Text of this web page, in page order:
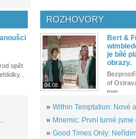
opět
ROZHOVORY
04.08.
Bert &
je bílé
obrazy.
of
tom,...
» Within Temptation: Nové
» Mnemic: První turné jsme
» Good Times Only: